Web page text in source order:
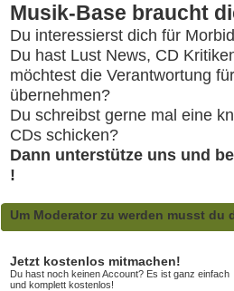
Musik-Base braucht
Du interessierst dich für
Du hast Lust News, CD
möchtest die Verantwortung
übernehmen?
Du schreibst gerne mal eine
CDs schicken?
Dann unterstütze uns und
!
Um Moderator zu werden musst
Jetzt kostenlos mitmachen!
Du hast noch keinen Account? Es ist ganz einfach
und komplett kostenlos!